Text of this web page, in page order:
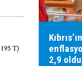
2,9 oldu